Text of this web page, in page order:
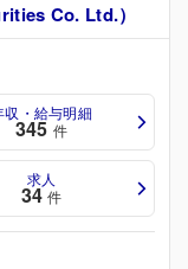
Co. Ltd.）
収・給与明細
345 件
求人
34 件